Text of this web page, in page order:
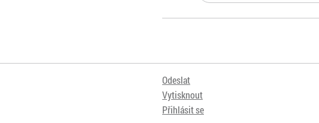
Odeslat
Vytisknout
Přihlásit se